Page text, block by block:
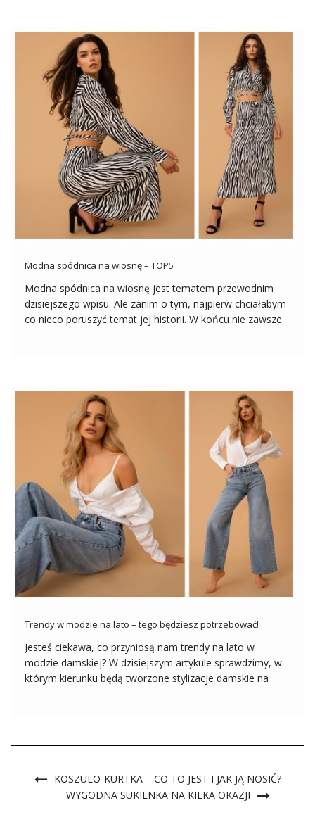
Modna spódnica na wiosnę – TOP5
Modna spódnica na wiosnę jest tematem przewodnim
dzisiejszego wpisu. Ale zanim o tym, najpierw chciałabym
co nieco poruszyć temat jej historii. W końcu nie zawsze
Trendy w modzie na lato – tego będziesz potrzebować!
Jesteś ciekawa, co przyniosą nam trendy na lato w
modzie damskiej? W dzisiejszym artykule sprawdzimy, w
którym kierunku będą tworzone stylizacje damskie na
KOSZULO-KURTKA – CO TO JEST I JAK JĄ NOSIĆ?
WYGODNA SUKIENKA NA KILKA OKAZJI